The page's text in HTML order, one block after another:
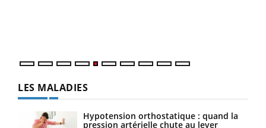
LES MALADIES
Hypotension orthostatique : quand la
pression artérielle chute au lever